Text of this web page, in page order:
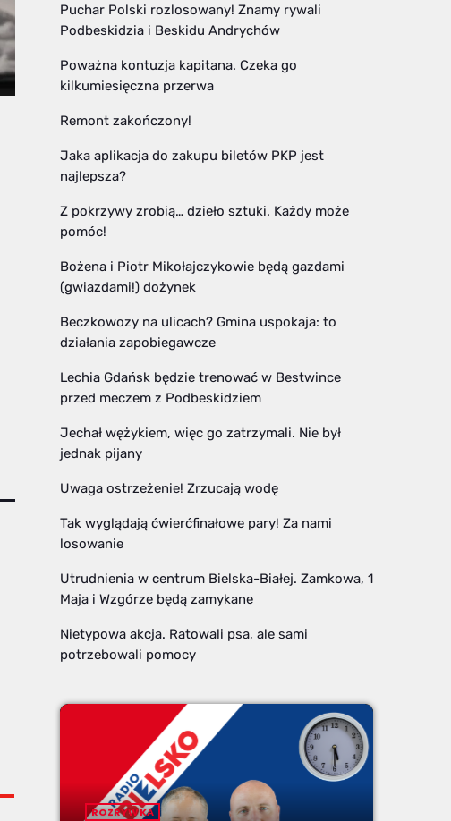
Puchar Polski rozlosowany! Znamy rywali
Podbeskidzia i Beskidu Andrychów
Poważna kontuzja kapitana. Czeka go
kilkumiesięczna przerwa
Remont zakończony!
Jaka aplikacja do zakupu biletów PKP jest
najlepsza?
Z pokrzywy zrobią… dzieło sztuki. Każdy może
pomóc!
Bożena i Piotr Mikołajczykowie będą gazdami
(gwiazdami!) dożynek
Beczkowozy na ulicach? Gmina uspokaja: to
działania zapobiegawcze
Lechia Gdańsk będzie trenować w Bestwince
przed meczem z Podbeskidziem
Jechał wężykiem, więc go zatrzymali. Nie był
jednak pijany
Uwaga ostrzeżenie! Zrzucają wodę
Tak wyglądają ćwierćfinałowe pary! Za nami
losowanie
Utrudnienia w centrum Bielska-Białej. Zamkowa, 1
Maja i Wzgórze będą zamykane
Nietypowa akcja. Ratowali psa, ale sami
potrzebowali pomocy
ROZRYWKA